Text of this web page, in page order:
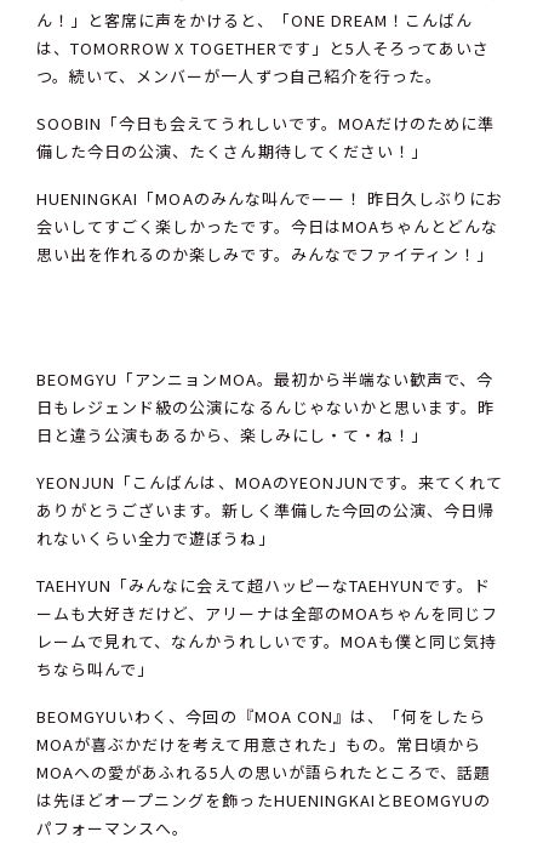
ん！」と客席に声をかけると、「ONE DREAM！こんばん
は、TOMORROW X TOGETHERです」と5人そろってあいさ
つ。続いて、メンバーが一人ずつ自己紹介を行った。
SOOBIN「今日も会えてうれしいです。MOAだけのために準
備した今日の公演、たくさん期待してください！」
HUENINGKAI「MOAのみんな叫んでーー！ 昨日久しぶりにお
会いしてすごく楽しかったです。今日はMOAちゃんとどんな
思い出を作れるのか楽しみです。みんなでファイティン！」
BEOMGYU「アンニョンMOA。最初から半端ない歓声で、今
日もレジェンド級の公演になるんじゃないかと思います。昨
日と違う公演もあるから、楽しみにし・て・ね！」
YEONJUN「こんばんは、MOAのYEONJUNです。来てくれて
ありがとうございます。新しく準備した今回の公演、今日帰
れないくらい全力で遊ぼうね」
TAEHYUN「みんなに会えて超ハッピーなTAEHYUNです。ド
ームも大好きだけど、アリーナは全部のMOAちゃんを同じフ
レームで見れて、なんかうれしいです。MOAも僕と同じ気持
ちなら叫んで」
BEOMGYUいわく、今回の『MOA CON』は、「何をしたら
MOAが喜ぶかだけを考えて用意された」もの。常日頃から
MOAへの愛があふれる5人の思いが語られたところで、話題
は先ほどオープニングを飾ったHUENINGKAIとBEOMGYUの
パフォーマンスへ。